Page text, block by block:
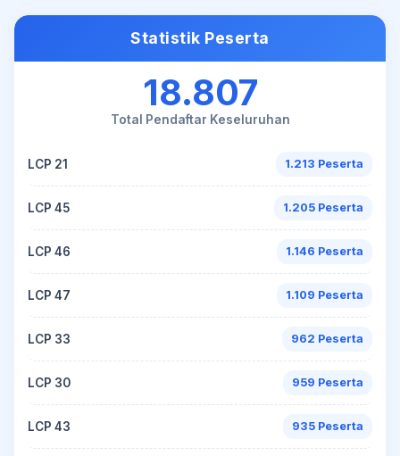
Statistik Peserta
18.807
Total Pendaftar Keseluruhan
LCP 21 1.213 Peserta
LCP 45 1.205 Peserta
LCP 46 1.146 Peserta
LCP 47 1.109 Peserta
LCP 33 962 Peserta
LCP 30 959 Peserta
LCP 43 935 Peserta